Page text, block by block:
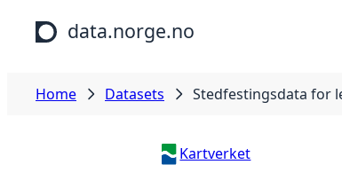
Skip to main content
data.norge.no
Home Datasets Stedfestingsdata for
Kartverket